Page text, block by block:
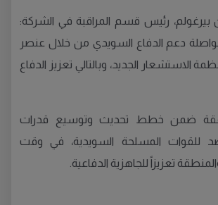
بيرغولم، رئيس قسم المراقبة في الشركة:
دعم الدفاع السويدي من خلال عنصر
الاستشعار الجديد، وبالتالي تعزيز الدفاع
ضمن خطط تحديث وتوسيع قدرات
للقوات المسلحة السويدية، في وقت
تعزيزاً للجاهزية الدفاعية.